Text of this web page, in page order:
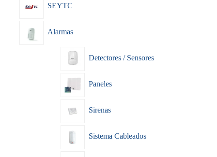
SEYTC
Alarmas
Detectores / Sensores
Paneles
Sirenas
Sistema Cableados